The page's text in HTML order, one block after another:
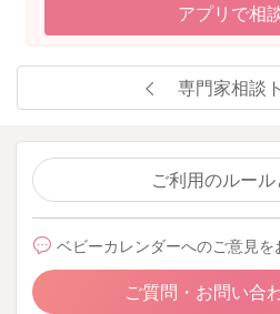
アプリで相
専門家相談
ご利用のルー
ベビーカレンダーへのご意見を
ご質問・お問い合